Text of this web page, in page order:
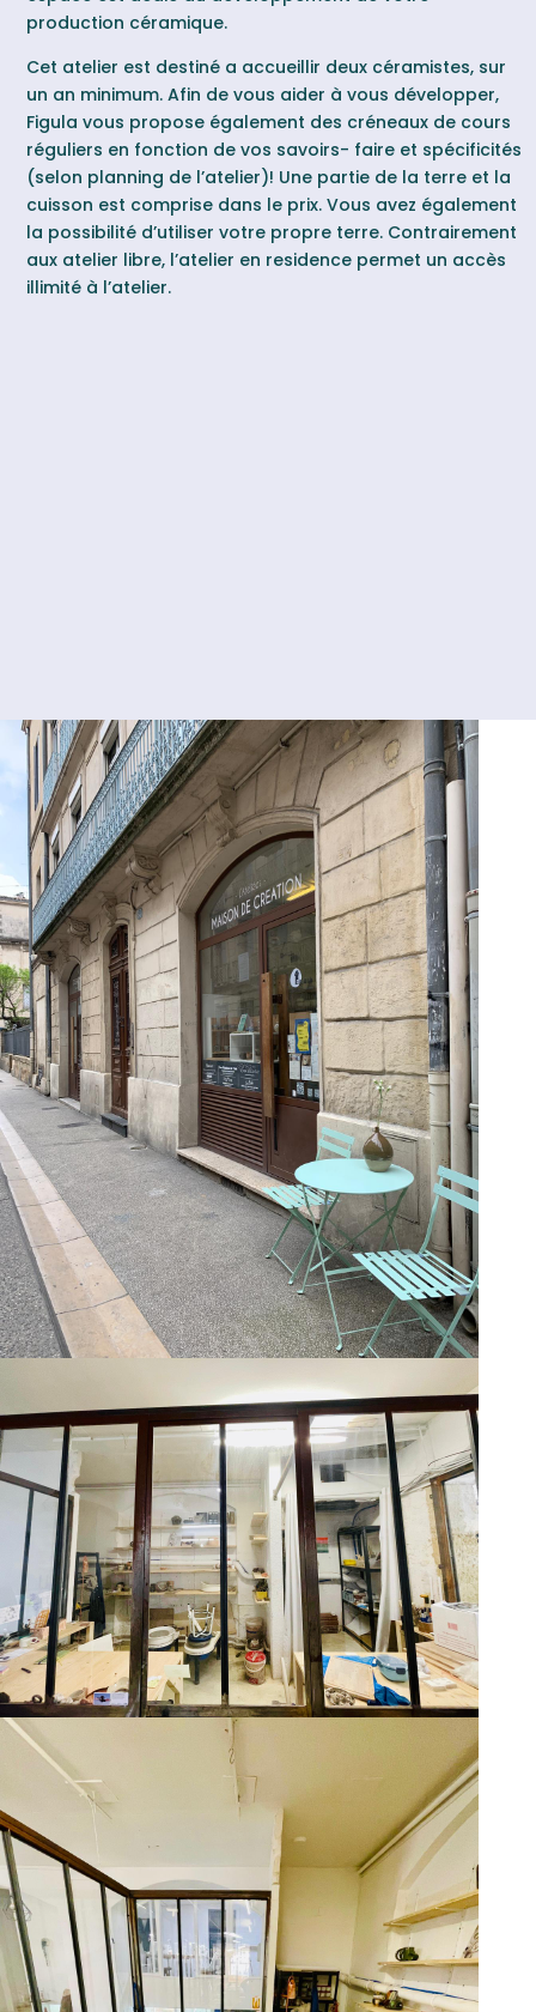
production céramique.
Cet atelier est destiné a accueillir deux céramistes, sur
un an minimum. Afin de vous aider à vous développer,
Figula vous propose également des créneaux de cours
réguliers en fonction de vos savoirs- faire et spécificités
(selon planning de l’atelier)! Une partie de la terre et la
cuisson est comprise dans le prix. Vous avez également
la possibilité d’utiliser votre propre terre. Contrairement
aux atelier libre, l’atelier en residence permet un accès
illimité à l’atelier.